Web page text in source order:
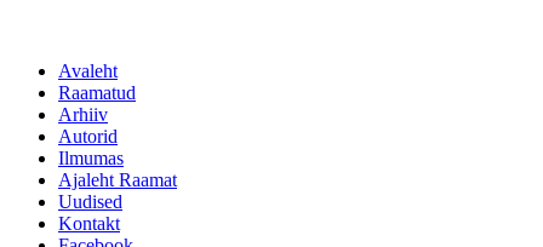
Avaleht
Raamatud
Arhiiv
Autorid
Ilmumas
Ajaleht Raamat
Uudised
Kontakt